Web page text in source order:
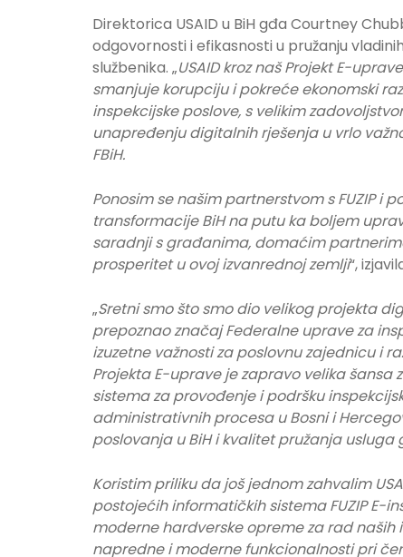
Direktorica USAID u BiH gđa Courtney
odgovornosti i efikasnosti u pružanju
službenika. „USAID kroz naš Projekt E-
smanjuje korupciju i pokreće ekonomski
inspekcijske poslove, s velikim
unapređenju digitalnih rješenja u vrlo
FBiH.
Ponosim se našim partnerstvom s FUZIP i
transformacije BiH na putu ka boljem
saradnji s građanima, domaćim
prosperitet u ovoj izvanrednoj zemlji“,
„Sretni smo što smo dio velikog projekta
prepoznao značaj Federalne uprave za
izuzetne važnosti za poslovnu zajednicu i
Projekta E-uprave je zapravo velika
sistema za provođenje i podršku
administrativnih procesa u Bosni i
poslovanja u BiH i kvalitet pružanja
Koristim priliku da još jednom zahvalim
postojećih informatičkih sistema FUZIP E-
moderne hardverske opreme za rad
napredne i moderne funkcionalnosti pri